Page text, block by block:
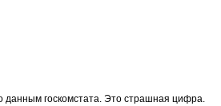
госкомстата. Это страшная цифра.